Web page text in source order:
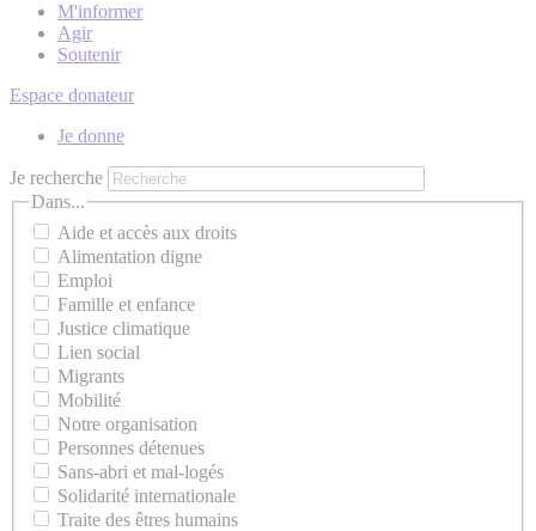
M'informer
Agir
Soutenir
Espace donateur
Je donne
Je recherche
Dans...
Aide et accès aux droits
Alimentation digne
Emploi
Famille et enfance
Justice climatique
Lien social
Migrants
Mobilité
Notre organisation
Personnes détenues
Sans-abri et mal-logés
Solidarité internationale
Traite des êtres humains